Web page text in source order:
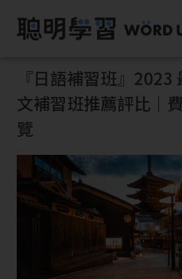
『日語補習班』2023
文補習班推薦評比｜
覽